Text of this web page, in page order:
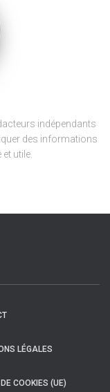
indépendants
des informations
utile.
LÉGALES
COOKIES (UE)